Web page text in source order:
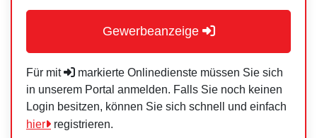
Gewerbeanzeige
Für mit
markierte Onlinedienste müssen Sie sich
in unserem Portal anmelden. Falls Sie noch keinen
Login besitzen, können Sie sich schnell und einfach
hier
registrieren.